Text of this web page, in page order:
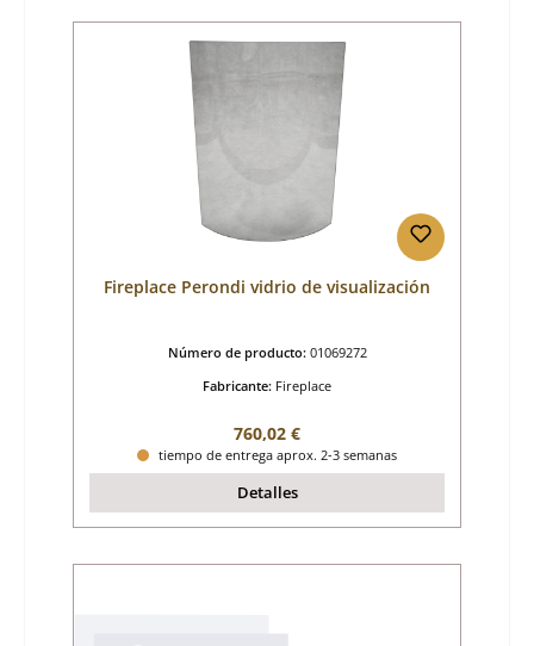
Fireplace Perondi vidrio de visualización
Número de producto: 01069272
Fabricante: Fireplace
Precio normal:
760,02 €
tiempo de entrega aprox. 2-3 semanas
Detalles